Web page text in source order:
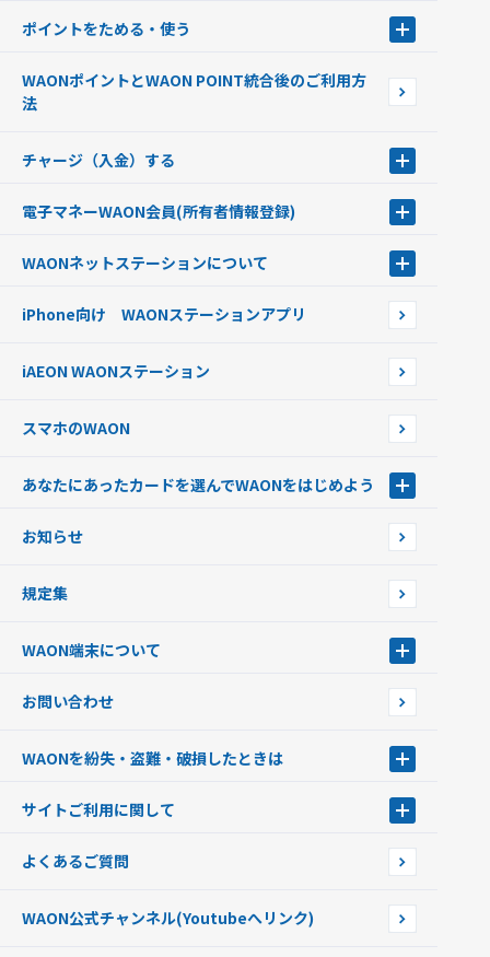
ポイントをためる・使う
ポイントの有効期限について
WAONポイントとWAON POINT統合後のご利用方
法
チャージ（入金）する
現金でチャージする
銀行口座・ATMからチャージする
オートチャージ
ポイントからチャージする
チャージ上限金額の変更について
電子マネーWAON会員(所有者情報登録)
WAON POINTサービス会員登録に伴う個人データの共同利用のお知
WAONネットステーションについて
WAONネットステーションWAON端末について
iPhone向け WAONステーションアプリ
iAEON WAONステーション
スマホのWAON
あなたにあったカードを選んでWAONをはじめよう
フードバンク応援WAON
ご当地WAON
G.G WAON
WAONカード・WAONカードプラス
モバイルWAON
提携WAONカード
お知らせ
規定集
WAON端末について
WAONネットステーション
新型WAONステーション
WAONチャージャーmini
お問い合わせ
WAONを紛失・盗難・破損したときは
WAONカードの拾得について
サイトご利用に関して
企業情報
よくあるご質問
WAON公式チャンネル(Youtubeへリンク)